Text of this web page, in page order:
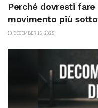
Perché dovresti fare
movimento più
DECEMBER 16, 2025